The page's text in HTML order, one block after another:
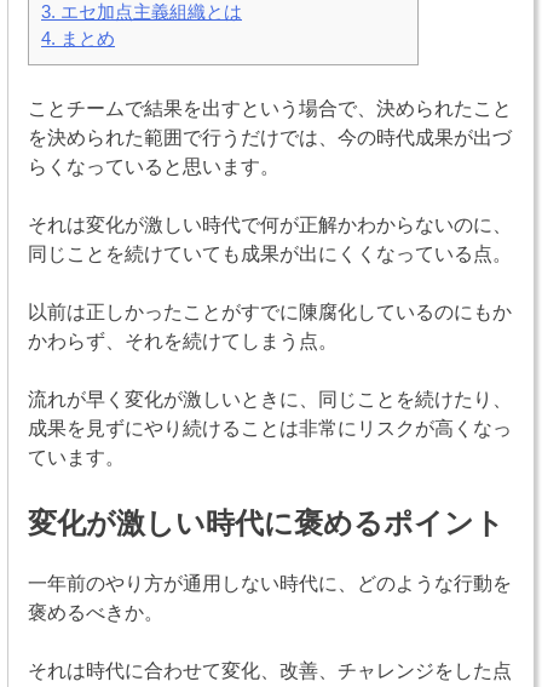
3. エセ加点主義組織とは
4. まとめ
ことチームで結果を出すという場合で、決められたこと
を決められた範囲で行うだけでは、今の時代成果が出づ
らくなっていると思います。
それは変化が激しい時代で何が正解かわからないのに、
同じことを続けていても成果が出にくくなっている点。
以前は正しかったことがすでに陳腐化しているのにもか
かわらず、それを続けてしまう点。
流れが早く変化が激しいときに、同じことを続けたり、
成果を見ずにやり続けることは非常にリスクが高くなっ
ています。
変化が激しい時代に褒めるポイント
一年前のやり方が通用しない時代に、どのような行動を
褒めるべきか。
それは時代に合わせて変化、改善、チャレンジをした点